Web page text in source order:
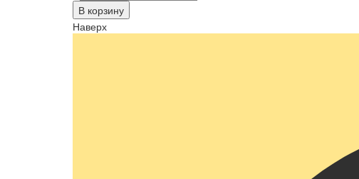
В корзину
Наверх